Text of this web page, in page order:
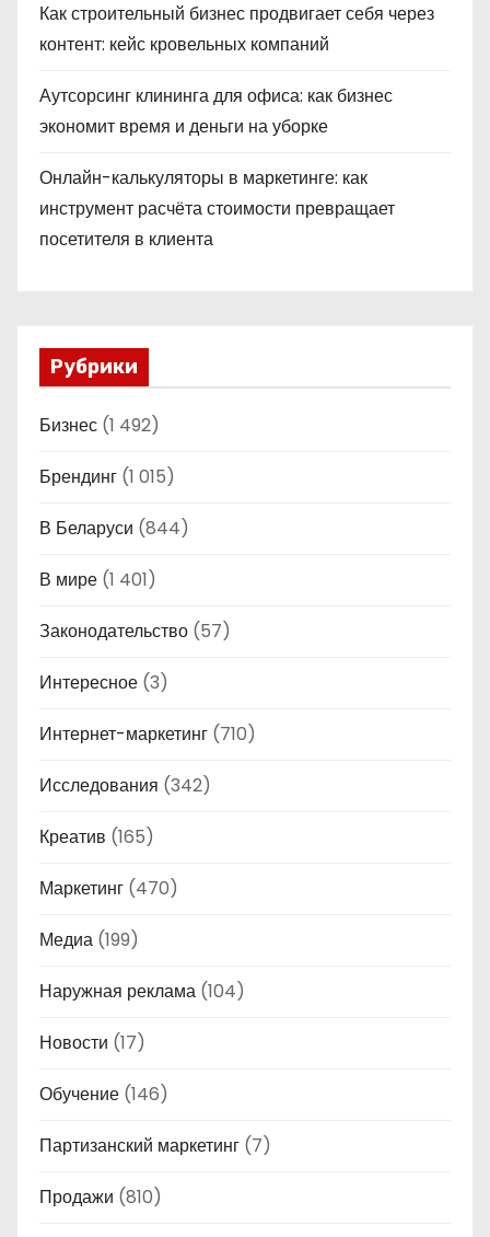
Как строительный бизнес продвигает себя через
контент: кейс кровельных компаний
Аутсорсинг клининга для офиса: как бизнес
экономит время и деньги на уборке
Онлайн-калькуляторы в маркетинге: как
инструмент расчёта стоимости превращает
посетителя в клиента
Рубрики
Бизнес (1 492)
Брендинг (1 015)
В Беларуси (844)
В мире (1 401)
Законодательство (57)
Интересное (3)
Интернет-маркетинг (710)
Исследования (342)
Креатив (165)
Маркетинг (470)
Медиа (199)
Наружная реклама (104)
Новости (17)
Обучение (146)
Партизанский маркетинг (7)
Продажи (810)